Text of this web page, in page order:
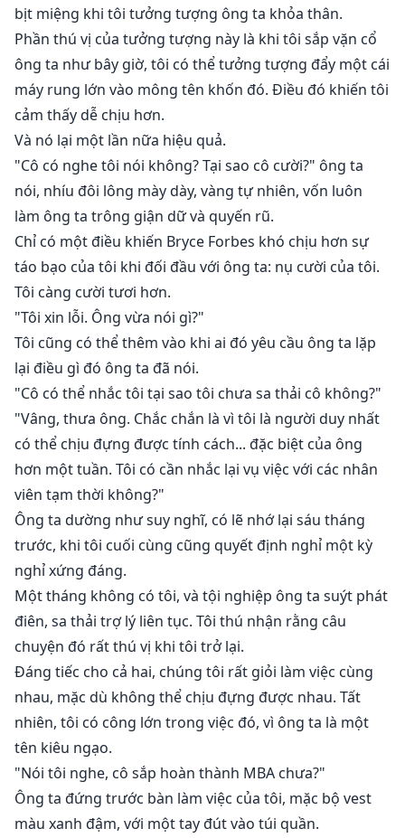
Khi căng thẳng giữa Anne và Bryce đạt đến mức không
thể kiểm soát, Anneliese phải đấu tranh để chống lại
sự cám dỗ và sẽ phải đưa ra những lựa chọn khó khăn,
giữa việc theo đuổi tham vọng nghề nghiệp hay
nhượng bộ những khao khát sâu thẳm nhất của mình,
sau cùng, ranh giới giữa văn phòng và phòng ngủ sắp
biến mất hoàn toàn.
Bryce không còn biết phải làm gì để giữ cô ra khỏi suy
nghĩ của mình. Trong một thời gian dài, Anneliese
Starling chỉ là cô gái làm việc với cha anh, và là cưng
của gia đình anh. Nhưng đáng tiếc cho Bryce, cô đã trở
thành một người phụ nữ không thể thiếu và khiêu
khích, có thể làm anh phát điên. Bryce không biết mình
có thể giữ tay khỏi cô bao lâu nữa.
Bị cuốn vào một trò chơi nguy hiểm, nơi công việc và
những khoái lạc cấm kỵ đan xen, Anne và Bryce đối
mặt với ranh giới mong manh giữa chuyên nghiệp và
cá nhân, nơi mỗi ánh nhìn trao đổi, mỗi sự khiêu khích,
là một lời mời gọi khám phá những lãnh thổ nguy
hiểm và chưa biết.
bịt miệng khi tôi tưởng tượng ông ta khỏa thân.
Phần thú vị của tưởng tượng này là khi tôi sắp vặn cổ
ông ta như bây giờ, tôi có thể tưởng tượng đẩy một cái
máy rung lớn vào mông tên khốn đó. Điều đó khiến tôi
cảm thấy dễ chịu hơn.
Và nó lại một lần nữa hiệu quả.
"Cô có nghe tôi nói không? Tại sao cô cười?" ông ta
nói, nhíu đôi lông mày dày, vàng tự nhiên, vốn luôn
làm ông ta trông giận dữ và quyến rũ.
Chỉ có một điều khiến Bryce Forbes khó chịu hơn sự
táo bạo của tôi khi đối đầu với ông ta: nụ cười của tôi.
Tôi càng cười tươi hơn.
"Tôi xin lỗi. Ông vừa nói gì?"
Tôi cũng có thể thêm vào khi ai đó yêu cầu ông ta lặp
lại điều gì đó ông ta đã nói.
"Cô có thể nhắc tôi tại sao tôi chưa sa thải cô không?"
"Vâng, thưa ông. Chắc chắn là vì tôi là người duy nhất
có thể chịu đựng được tính cách... đặc biệt của ông
hơn một tuần. Tôi có cần nhắc lại vụ việc với các nhân
viên tạm thời không?"
Ông ta dường như suy nghĩ, có lẽ nhớ lại sáu tháng
trước, khi tôi cuối cùng cũng quyết định nghỉ một kỳ
nghỉ xứng đáng.
Một tháng không có tôi, và tội nghiệp ông ta suýt phát
điên, sa thải trợ lý liên tục. Tôi thú nhận rằng câu
chuyện đó rất thú vị khi tôi trở lại.
Đáng tiếc cho cả hai, chúng tôi rất giỏi làm việc cùng
nhau, mặc dù không thể chịu đựng được nhau. Tất
nhiên, tôi có công lớn trong việc đó, vì ông ta là một
tên kiêu ngạo.
"Nói tôi nghe, cô sắp hoàn thành MBA chưa?"
Ông ta đứng trước bàn làm việc của tôi, mặc bộ vest
màu xanh đậm, với một tay đút vào túi quần.